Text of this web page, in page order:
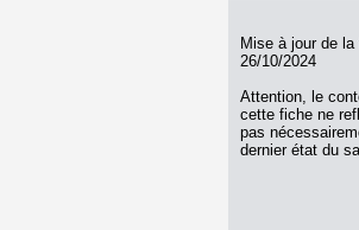
Mise à jour de la
26/10/2024
Attention, le
cette fiche ne
pas
dernier état du